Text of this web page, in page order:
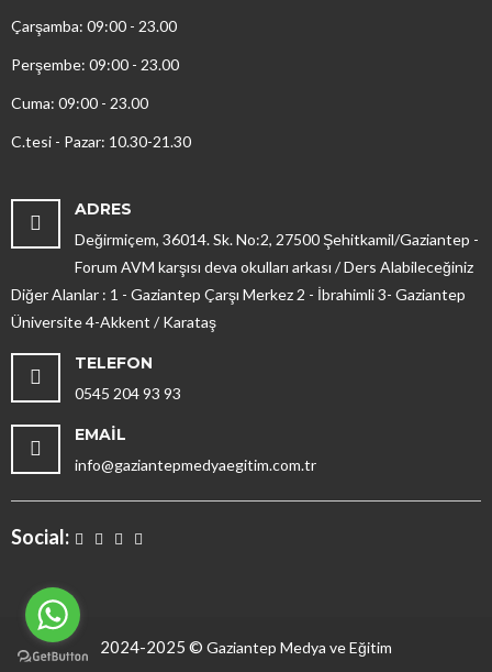
Çarşamba: 09:00 - 23.00
Perşembe: 09:00 - 23.00
Cuma: 09:00 - 23.00
C.tesi - Pazar: 10.30-21.30
ADRES
Değirmiçem, 36014. Sk. No:2, 27500 Şehitkamil/Gaziantep -
Forum AVM karşısı deva okulları arkası / Ders Alabileceğiniz
Diğer Alanlar : 1 - Gaziantep Çarşı Merkez 2 - İbrahimli 3- Gaziantep
Üniversite 4-Akkent / Karataş
TELEFON
0545 204 93 93
EMAIL
info@gaziantepmedyaegitim.com.tr
Social:
2024-2025 © Gaziantep Medya ve Eğitim